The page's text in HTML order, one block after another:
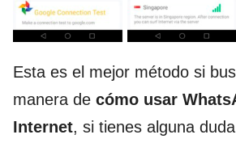
Esta es el mejor método si
manera de cómo usar
Internet, si tienes alguna